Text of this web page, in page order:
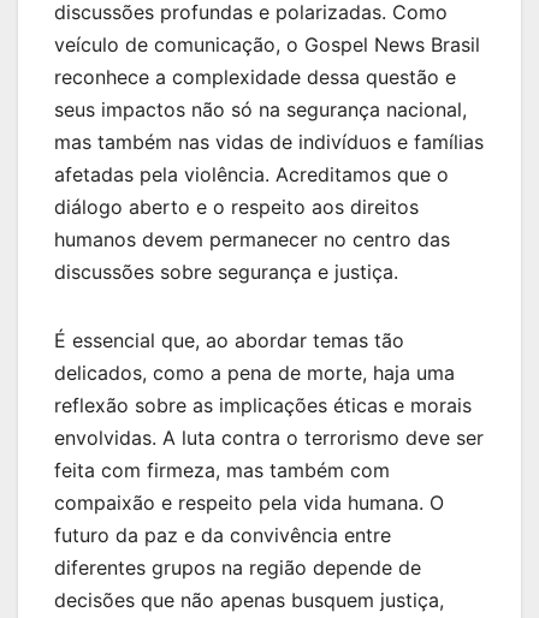
discussões profundas e polarizadas. Como
veículo de comunicação, o Gospel News Brasil
reconhece a complexidade dessa questão e
seus impactos não só na segurança nacional,
mas também nas vidas de indivíduos e famílias
afetadas pela violência. Acreditamos que o
diálogo aberto e o respeito aos direitos
humanos devem permanecer no centro das
discussões sobre segurança e justiça.
É essencial que, ao abordar temas tão
delicados, como a pena de morte, haja uma
reflexão sobre as implicações éticas e morais
envolvidas. A luta contra o terrorismo deve ser
feita com firmeza, mas também com
compaixão e respeito pela vida humana. O
futuro da paz e da convivência entre
diferentes grupos na região depende de
decisões que não apenas busquem justiça,